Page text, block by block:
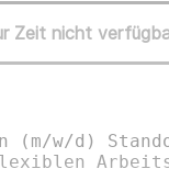
Zeit nicht
w/d)